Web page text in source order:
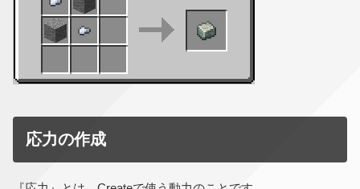
応力の作成